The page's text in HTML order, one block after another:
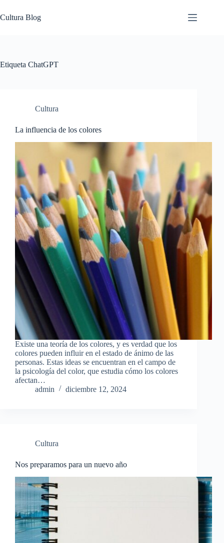
al
contenido
Cultura Blog
Etiqueta ChatGPT
Cultura
La influencia de los colores
Existe una teoría de los colores, y es verdad que los
colores pueden influir en el estado de ánimo de las
personas. Estas ideas se encuentran en el campo de
la psicología del color, que estudia cómo los colores
afectan…
admin
diciembre 12, 2024
Cultura
Nos preparamos para un nuevo año